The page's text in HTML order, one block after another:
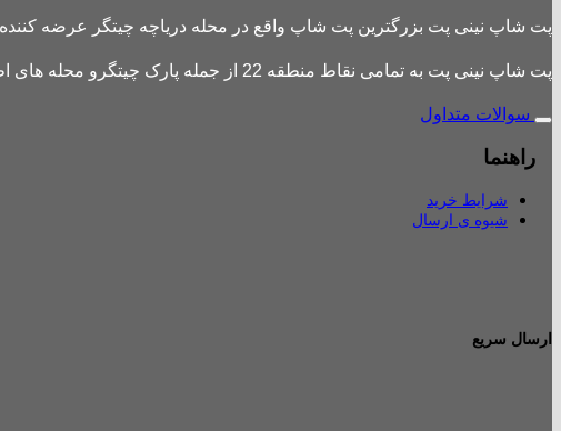
پت شاپ نینی پت بزرگترین پت شاپ واقع در محله دریاچه چیتگر عرضه کننده
پت شاپ نینی پت به تمامی نقاط منطقه 22 از جمله پارک چیتگرو محله های اطراف ،شهرک باقری، دهکده المپیک ، شهرک خرازی، بلوار کوهک، شهرک چیتگر ، دریاچه چیتگر و تمامی نقاط تهران ارسال دارد.
سوالات متداول
راهنما
شرایط خرید
شیوه ی ارسال
ارسال سریع